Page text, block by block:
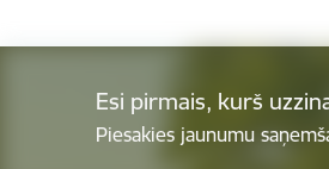
Esi pirmais, kurš
Piesakies jaunumu